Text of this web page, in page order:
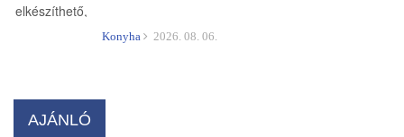
Konyha 2026. 08. 06.
AJÁNLÓ